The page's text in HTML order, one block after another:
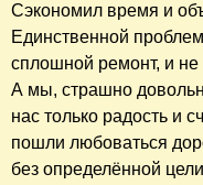
Сэкономил время и
Единственной
сплошной ремонт, и не
А мы, страшно
нас только радость и
пошли любоваться
без определённой